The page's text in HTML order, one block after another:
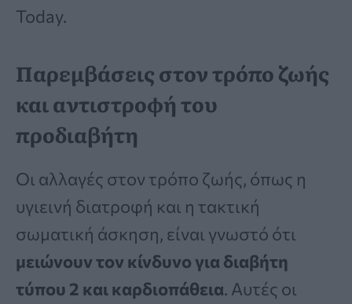
Today.
Παρεμβάσεις στον τρόπο ζωής
και αντιστροφή του
προδιαβήτη
Οι αλλαγές στον τρόπο ζωής, όπως η
υγιεινή διατροφή και η τακτική
σωματική άσκηση, είναι γνωστό ότι
μειώνουν τον κίνδυνο για διαβήτη
τύπου 2 και καρδιοπάθεια. Αυτές οι